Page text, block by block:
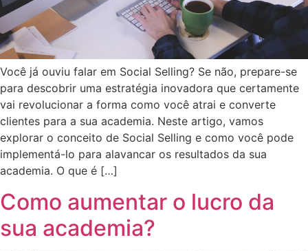
Você já ouviu falar em Social Selling? Se não, prepare-se
para descobrir uma estratégia inovadora que certamente
vai revolucionar a forma como você atrai e converte
clientes para a sua academia. Neste artigo, vamos
explorar o conceito de Social Selling e como você pode
implementá-lo para alavancar os resultados da sua
academia. O que é […]
Como aumentar o lucro da
sua academia?